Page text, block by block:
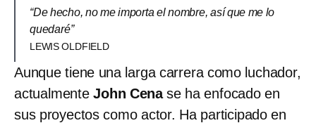
“De hecho, no me importa el nombre, así que me lo
quedaré”
LEWIS OLDFIELD
Aunque tiene una larga carrera como luchador,
actualmenteJohn Cenase ha enfocado en
sus proyectos como actor. Ha participado en